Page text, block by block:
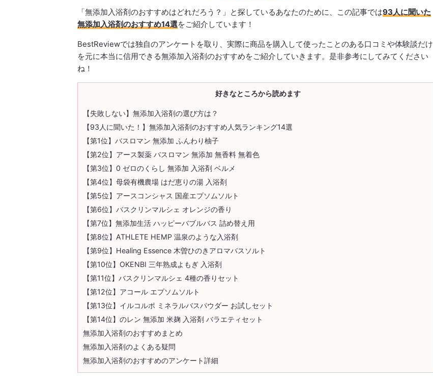
「無添加入浴剤のおすすめはどれだろう？」と探しているあなたのために、この記事では93人に聞いた
無添加入浴剤のおすすめ14選をご紹介しています！
BestReviewでは独自のアンケートを取り、実際に商品を購入して使ったことのある口コミや体験談だけ
を元に本当に信用できる無添加入浴剤のおすすめをご紹介していきます。是非参考にしてみてください
ね！
好きなところから読めます
【失敗しない】無添加入浴剤の選び方は？
【93人に聞いた！】無添加入浴剤のおすすめ人気ランキング14選
【第1位】バスロマン 無添加 ふんわり柚子
【第2位】アース製薬 バスロマン 無添加 無香料 無着色
【第3位】0 ゼロのくらし 無添加 入浴剤 ベルメ
【第4位】母袋有機農場 はだ恵りの湯 入浴剤
【第5位】アースコンシャス 国産エプソムソルト
【第6位】バスクリンマルシェ オレンジの香り
【第7位】無添加生活 ハッピーバブルバス 詰め替え用
【第8位】ATHLETE HEMP 温泉のような入浴剤
【第9位】Healing Essence 木曽ひのきアロマバスソルト
【第10位】OKENBI 三年熟成よもぎ 入浴剤
【第11位】バスクリンマルシェ 4種の香りセット
【第12位】アコール エプソムソルト
【第13位】イルコルポ ミネラルバスパウダー お試しセット
【第14位】のレン 無添加 米麹 入浴剤 バラエティセット
無添加入浴剤のおすすめまとめ
無添加入浴剤のよくある疑問
無添加入浴剤のおすすめのアンケート詳細